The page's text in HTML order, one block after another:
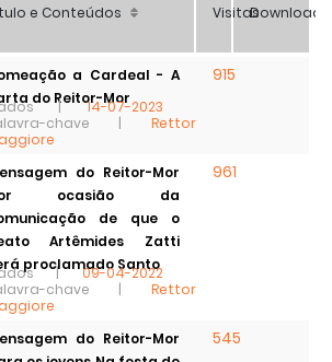
e Conteúdos VisitasDownload
a Cardeal - A
do Reitor-Mor
|14-07-2023
chave | Rettor
915
do Reitor-Mor
ocasião da
de que o
Artêmides Zatti
proclamado Santo
|09-04-2022
chave | Rettor
961
do Reitor-Mor
545